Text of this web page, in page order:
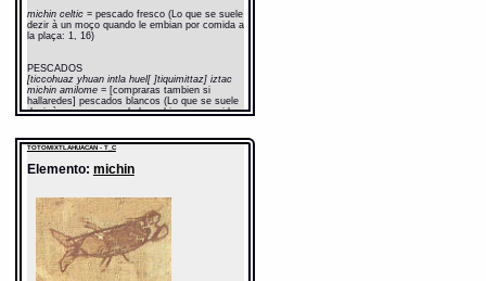
michin celtic = pescado fresco (Lo que se suele
dezir à un moço quando le embian por comida a
la plaça: 1, 16)
PESCADOS
[ticcohuaz yhuan intla huel[ ]tiquimittaz] iztac
michin amilome = [compraras tambien si
hallaredes] pescados blancos (Lo que se suele
dezir à un moço quando le embian por comida a
Fuente:1611 Arenas
Notas:ch-- c$--
Gran Diccionario Náhuatl [en línea].
[Ciudad Universitaria, México D.F.]: 2012 [29-
08-2020]. Disponible en la Web
http://www.gdn.unam.mx/contexto/10997
TOTOMIXTLAHUACAN - T_C
Elemento: michin